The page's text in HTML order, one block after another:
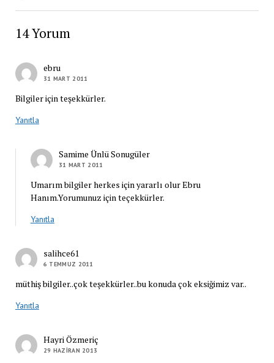
14 Yorum
ebru
31 MART 2011
Bilgiler için teşekkürler.
Yanıtla
Samime Ünlü Sonugüler
31 MART 2011
Umarım bilgiler herkes için yararlı olur Ebru
Hanım.Yorumunuz için teçekkürler.
Yanıtla
salihce61
6 TEMMUZ 2011
müthiş bilgiler..çok teşekkürler..bu konuda çok eksiğimiz var..
Yanıtla
Hayri Özmeriç
29 HAZIRAN 2013